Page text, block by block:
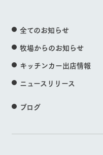
全てのお知らせ
牧場からのお知らせ
キッチンカー出店情報
ニュースリリース
ブログ